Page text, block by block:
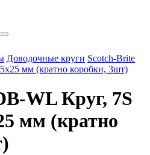
Доводочные круги Scotch-Brite
мм (кратно коробки, 3шт)
WL Круг, 7S
мм (кратно